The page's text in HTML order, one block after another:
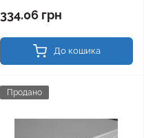
334.06 грн
До кошика
Продано